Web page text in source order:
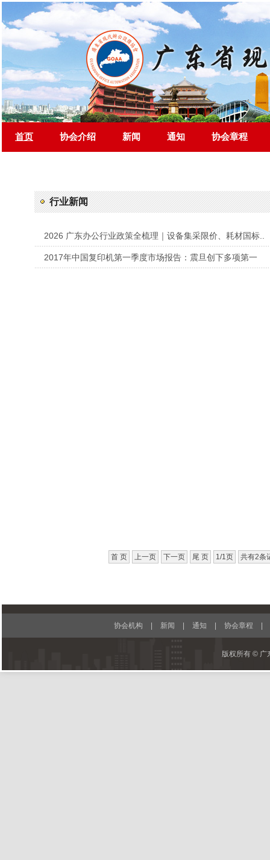
首页 协会介绍 新闻 通知 协会章程
行业新闻
2026 广东办公行业政策全梳理｜设备集采限价、耗材国标..
2017年中国复印机第一季度市场报告：震旦创下多项第一
首 页 上一页 下一页 尾 页 1/1页 共有2条
协会机构 新闻 通知 协会章程
版权所有 © 广